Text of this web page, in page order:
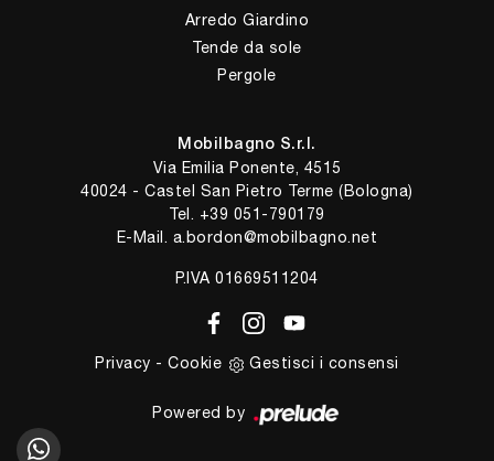
Arredo Giardino
Tende da sole
Pergole
Mobilbagno S.r.l.
Via Emilia Ponente, 4515
40024 - Castel San Pietro Terme (Bologna)
Tel. +39 051-790179
E-Mail. a.bordon@mobilbagno.net
P.IVA 01669511204
Privacy -Cookie Gestisci i consensi
Powered by